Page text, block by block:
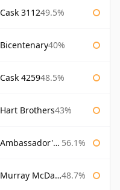
311249.5%
40%
425948.5%
Brothers43%
Cask 56.1%
McDavid 48.7%